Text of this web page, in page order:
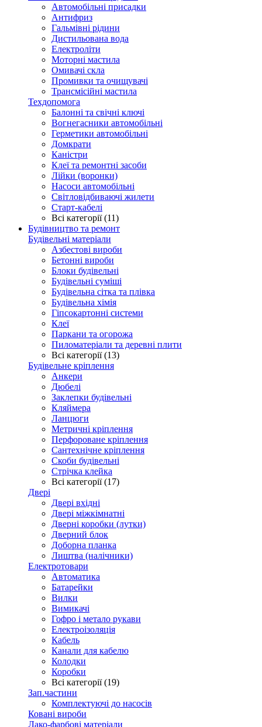
Автомобільні присадки
Антифриз
Гальмівні рідини
Дистильована вода
Електроліти
Моторні мастила
Омивачі скла
Промивки та очищувачі
Трансмісійні мастила
Техдопомога
Балонні та свічні ключі
Вогнегасники автомобільні
Герметики автомобільні
Домкрати
Каністри
Клеї та ремонтні засоби
Лійки (воронки)
Насоси автомобільні
Світловідбиваючі жилети
Старт-кабелі
Всі категорії (11)
Будівництво та ремонт
Будівельні матеріали
Азбестові вироби
Бетонні вироби
Блоки будівельні
Будівельні суміші
Будівельна сітка та плівка
Будівельна хімія
Гіпсокартонні системи
Клеї
Паркани та огорожа
Пиломатеріали та деревні плити
Всі категорії (13)
Будівельне кріплення
Анкери
Дюбелі
Заклепки будівельні
Кляймера
Ланцюги
Метричні кріплення
Перфороване кріплення
Сантехнічне кріплення
Скоби будівельні
Стрічка клейка
Всі категорії (17)
Двері
Двері вхідні
Двері міжкімнатні
Дверні коробки (лутки)
Дверний блок
Доборна планка
Лиштва (налічники)
Електротовари
Автоматика
Батарейки
Вилки
Вимикачі
Гофро і метало рукави
Електроізоляція
Кабель
Канали для кабелю
Колодки
Коробки
Всі категорії (19)
Зап.частини
Комплектуючі до насосів
Ковані вироби
Лако-фарбові матеріали